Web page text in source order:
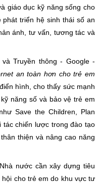
giáo dục kỹ năng sống cho
triển hệ sinh thái số an
ánh, tư vấn, tương tác và
Truyền thông - Google -
an toàn hơn cho trẻ em
hình, cho thấy sức mạnh
năng số và bảo vệ trẻ em
Save the Children, Plan
tác chiến lược trong đào tạo
thiện và nâng cao năng
nước cần xây dựng tiêu
cho trẻ em do khu vực tư